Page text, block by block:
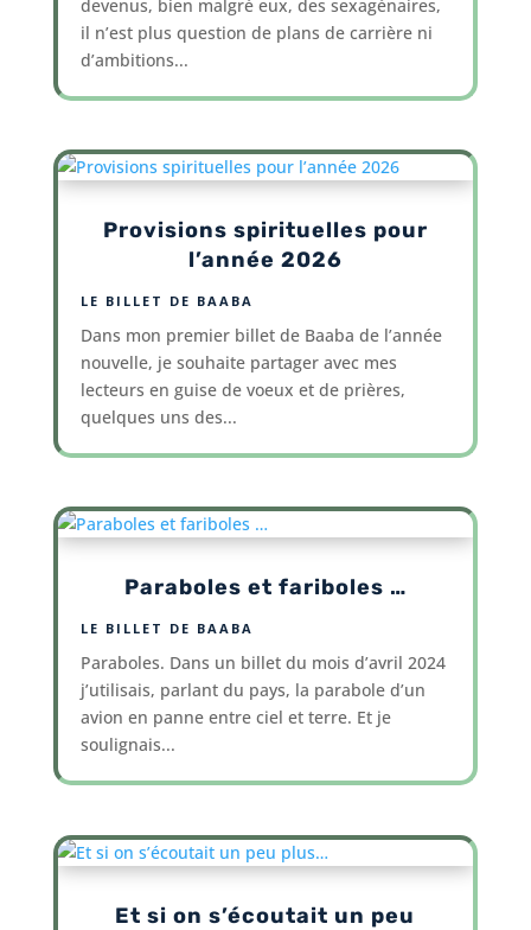
devenus, bien malgré eux, des sexagénaires,
il n’est plus question de plans de carrière ni
d’ambitions...
Provisions spirituelles pour
l’année 2026
LE BILLET DE BAABA
Dans mon premier billet de Baaba de l’année
nouvelle, je souhaite partager avec mes
lecteurs en guise de voeux et de prières,
quelques uns des...
Paraboles et fariboles …
LE BILLET DE BAABA
Paraboles. Dans un billet du mois d’avril 2024
j’utilisais, parlant du pays, la parabole d’un
avion en panne entre ciel et terre. Et je
soulignais...
Et si on s’écoutait un peu